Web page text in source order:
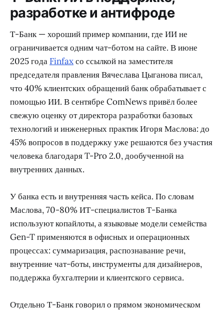
разработке и антифроде
Т-Банк — хороший пример компании, где ИИ не
ограничивается одним чат-ботом на сайте. В июне
2025 года Finfaxсо ссылкой на заместителя
председателя правления Вячеслава Цыганова писал,
что 40% клиентских обращений банк обрабатывает с
помощью ИИ. В сентябре ComNews привёл более
свежую оценку от директора разработки базовых
технологий и инженерных практик Игоря Маслова: до
45% вопросов в поддержку уже решаются без участия
человека благодаря T-Pro 2.0, дообученной на
внутренних данных.
У банка есть и внутренняя часть кейса. По словам
Маслова, 70-80% ИТ-специалистов Т-Банка
используют копайлоты, а языковые модели семейства
Gen-T применяются в офисных и операционных
процессах: суммаризация, распознавание речи,
внутренние чат-боты, инструменты для дизайнеров,
поддержка бухгалтерии и клиентского сервиса.
Отдельно Т-Банк говорил о прямом экономическом